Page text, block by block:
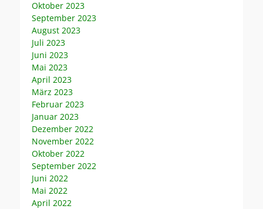
Oktober 2023
September 2023
August 2023
Juli 2023
Juni 2023
Mai 2023
April 2023
März 2023
Februar 2023
Januar 2023
Dezember 2022
November 2022
Oktober 2022
September 2022
Juni 2022
Mai 2022
April 2022